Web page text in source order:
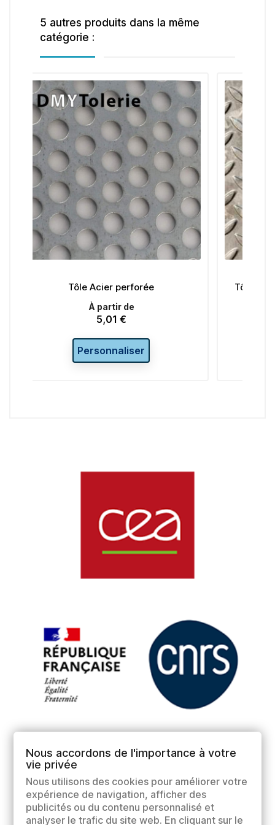
5 autres produits dans la même
catégorie :
Tôle Acier larmée striée sur mesure
Personnaliser
Nous accordons de l'importance à votre
vie privée
Nous utilisons des cookies pour améliorer votre
expérience de navigation, afficher des
publicités ou du contenu personnalisé et
analyser le trafic du site web. En cliquant sur le